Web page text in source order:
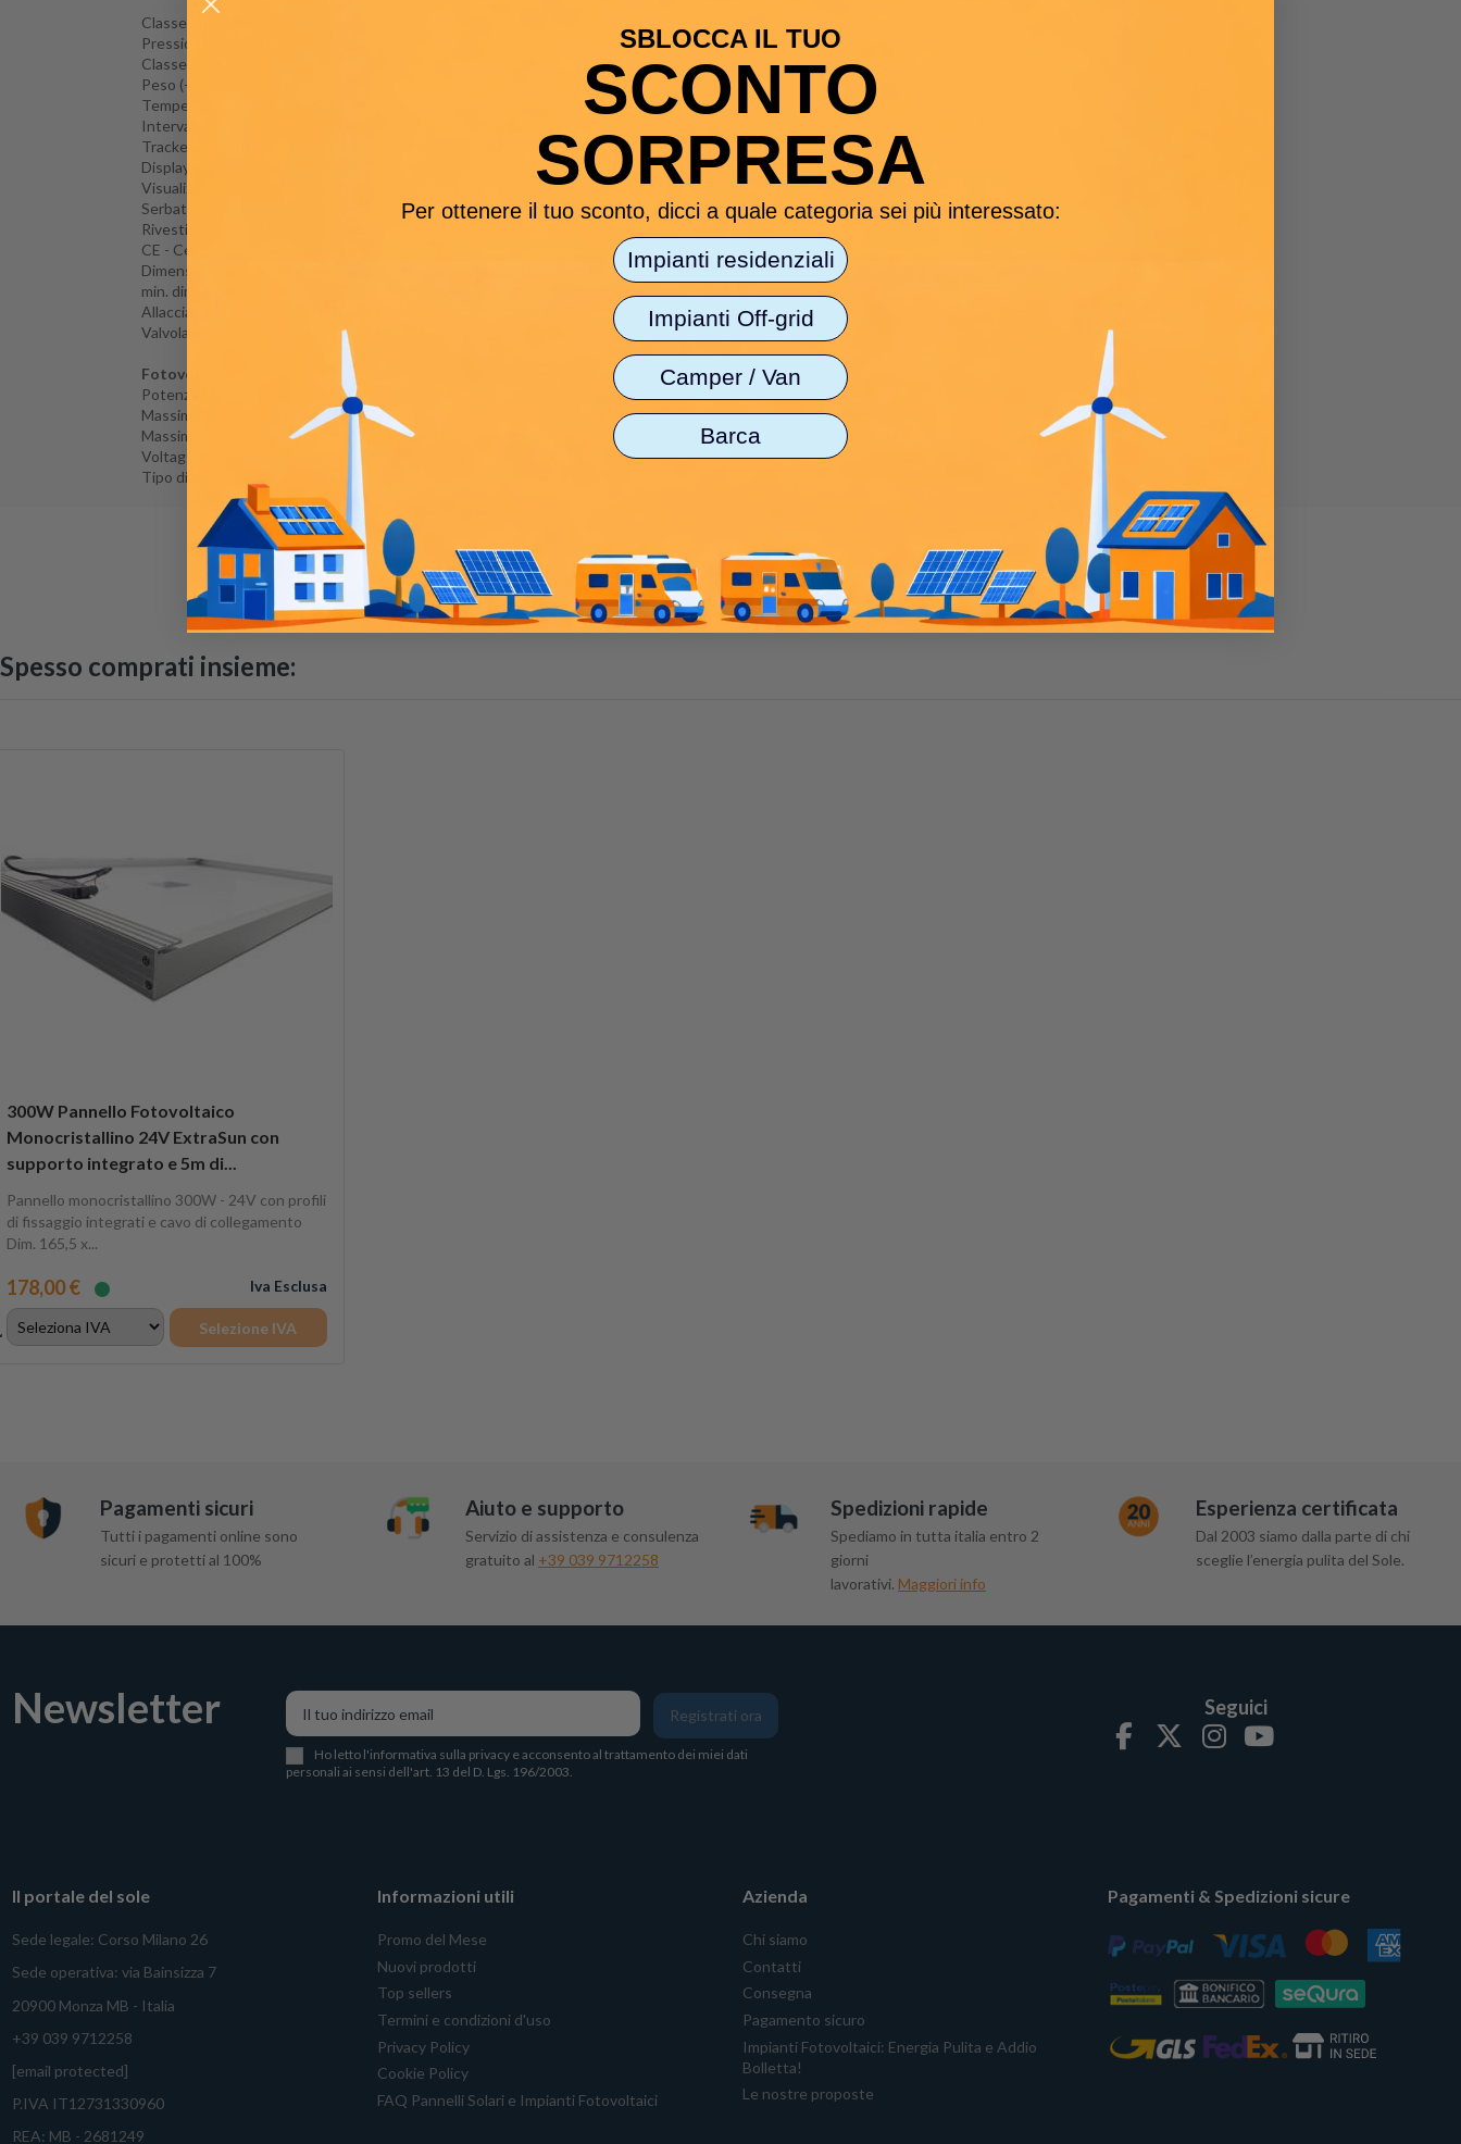
Classe energetica: A+
Pressione massima: 7 Bar
Classe IP: X1
Peso (+/- 3 %): 7,8kg Peso max.
Temperatura dell'acqua: 65°C
Intervallo di temperatura regolabile per la funzione di riscaldamento opzionale: 10 – 65°C
Tracker MPP integrato e protezione da inversione di polarità: - sì
Display digitale in caldaia: - si
Visualizzazione della temperatura con cavo da 5 metri: - sì
Serbatoio caldaia: - Acciaio
Rivestimento protettivo, protezione di sicurezza: smalto, anodo di magnesio
CE - Certificato: - sì
Dimensioni caldaia: (lunghezza x larghezza x altezza) cm 40 x 30 x 33
min. dimensioni di installazione: (lunghezza x larghezza x altezza) 53 x 30 x 33
Allacciamento idrico: - G½ (M)
Valvola di sovrapressione e di non ritorno: - Compresa nella consegna
Fotovoltaico:
Potenza fotovoltaica consigliata: 150 – 300Wp
Massima potenza fotovoltaica collegata: 1500Wp
Massima Tensione a vuoto: (secondo scheda tecnica) Voc 42,4
Voltaggio batteria: 12 o 24V
Tipo di batteria: Piombo, LiFePo4
Spesso comprati insieme:
300W Pannello Fotovoltaico
Monocristallino 24V ExtraSun con
supporto integrato e 5m di...
Pannello monocristallino 300W - 24V con profili
di fissaggio integrati e cavo di collegamento
Dim. 165,5 x...
178,00 € Iva Esclusa
Selezione IVA
Pagamenti sicuri
Tutti i pagamenti online sono
sicuri e protetti al 100%
Aiuto e supporto
Servizio di assistenza e consulenza
gratuito al +39 039 9712258
Spedizioni rapide
Spediamo in tutta italia entro 2
giorni
lavorativi. Maggiori info
Esperienza certificata
Dal 2003 siamo dalla parte di chi
sceglie l’energia pulita del Sole.
Newsletter Registrati ora
Ho letto l'informativa sulla privacye acconsento al trattamento dei miei dati
personali ai sensi dell'art. 13 del D. Lgs. 196/2003.
Seguici
Il portale del sole
Sede legale: Corso Milano 26
Sede operativa: via Bainsizza 7
20900 Monza MB - Italia
+39 039 9712258
[email protected]
P.IVA IT12731330960
REA: MB - 2681249
Informazioni utili
Promo del Mese
Nuovi prodotti
Top sellers
Termini e condizioni d'uso
Privacy Policy
Cookie Policy
FAQ Pannelli Solari e Impianti Fotovoltaici
Azienda
Chi siamo
Contatti
Consegna
Pagamento sicuro
Impianti Fotovoltaici: Energia Pulita e Addio
Bolletta!
Le nostre proposte
Pagamenti & Spedizioni sicure
SBLOCCA IL TUO
SCONTO
SORPRESA
Per ottenere il tuo sconto, dicci a quale categoria sei più interessato:
Impianti residenziali
Impianti Off-grid
Camper / Van
Barca